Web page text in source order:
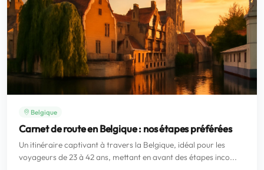
Belgique
Carnet de route en Belgique : nos étapes préférées
Un itinéraire captivant à travers la Belgique, idéal pour les
voyageurs de 23 à 42 ans, mettant en avant des étapes inco...